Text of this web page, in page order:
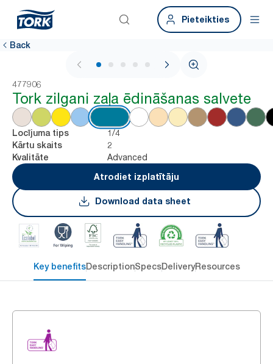
Pieteikties
Back
1 / 5
477906
Tork zilgani zaļa ēdināšanas salvete
Locījuma tips 1/4
Kārtu skaits 2
Kvalitāte
Advanced
Atrodiet izplatītāju
Download data sheet
Key benefitsDescriptionSpecsDeliveryResources